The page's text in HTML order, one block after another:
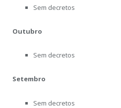
Sem decretos
Outubro
Sem decretos
Setembro
Sem decretos